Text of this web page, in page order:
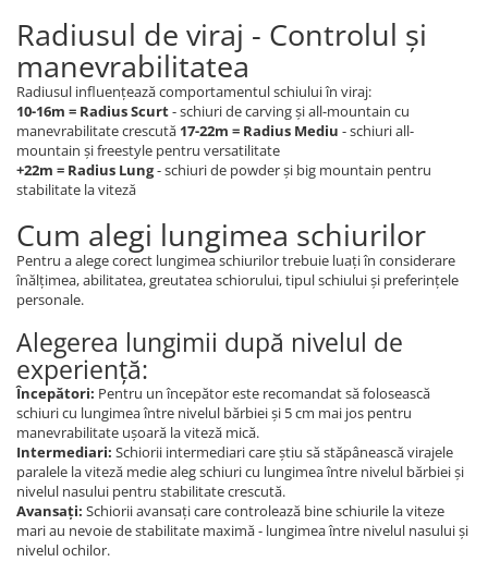
Radiusul de viraj - Controlul și
manevrabilitatea
Radiusul influențează comportamentul schiului în viraj:
10-16m = Radius Scurt- schiuri de carving și all-mountain cu
manevrabilitate crescută 17-22m = Radius Mediu - schiuri all-
mountain și freestyle pentru versatilitate
+22m = Radius Lung- schiuri de powder și big mountain pentru
stabilitate la viteză
Cum alegi lungimea schiurilor
Pentru a alege corect lungimea schiurilor trebuie luați în considerare
înălțimea, abilitatea, greutatea schiorului, tipul schiului și preferințele
personale.
Alegerea lungimii după nivelul de
experiență:
Începători: Pentru un începător este recomandat să folosească
schiuri cu lungimea între nivelul bărbiei și 5 cm mai jos pentru
manevrabilitate ușoară la viteză mică.
Intermediari: Schiorii intermediari care știu să stăpânească virajele
paralele la viteză medie aleg schiuri cu lungimea între nivelul bărbiei și
nivelul nasului pentru stabilitate crescută.
Avansați: Schiorii avansați care controlează bine schiurile la viteze
mari au nevoie de stabilitate maximă - lungimea între nivelul nasului și
nivelul ochilor.